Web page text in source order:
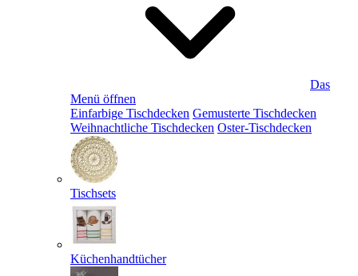
Das
Menü öffnen
Einfarbige Tischdecken Gemusterte Tischdecken
Weihnachtliche Tischdecken Oster-Tischdecken
Tischsets
Küchenhandtücher